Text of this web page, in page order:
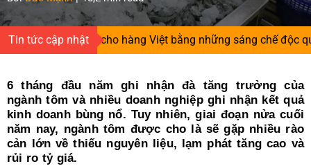
Tin và sự kiện CheckVN
for:
Tin tức cập nhật
niềm tin cho hàng Việt bằng những sáng chế độc quyền |
6 tháng đầu năm ghi nhận đà tăng trưởng của
ngành tôm và nhiều doanh nghiệp ghi nhận kết quả
kinh doanh bùng nổ. Tuy nhiên, giai đoạn nửa cuối
năm nay, ngành tôm được cho là sẽ gặp nhiều rào
cản lớn về thiếu nguyên liệu, lạm phát tăng cao và
rủi ro tỷ giá.